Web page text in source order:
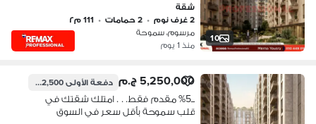
10
شقة
2 غرف نوم
• 2 حمامات • 111 م٢
مرسوم، سموحة
منذ 1 يوم
5,250,000 ج.م دفعة الأولى262,500 ج.م
بـ5% مقدم فقط. . . امتلك شقتك في
قلب سموحة بأقل سعر في السوق